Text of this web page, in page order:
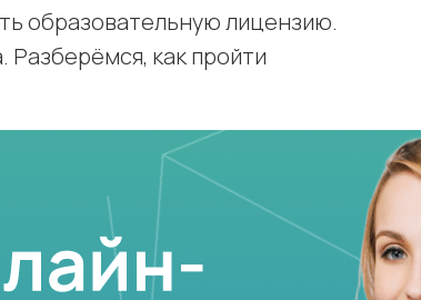
образовательную лицензию.
как пройти